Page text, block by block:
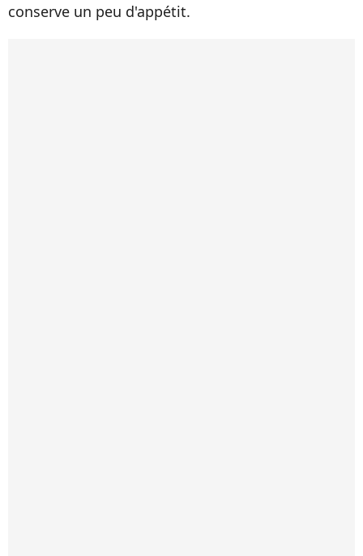
conserve un peu d'appétit.